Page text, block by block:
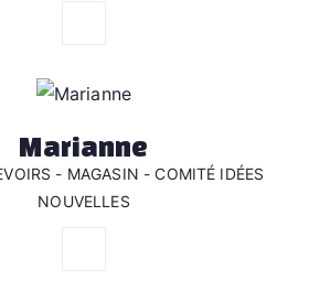
Marianne
- MAGASIN - COMITÉ IDÉES
NOUVELLES